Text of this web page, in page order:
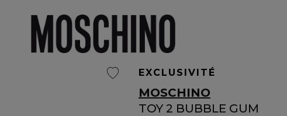
EXCLUSIVITÉ
MOSCHINO
TOY 2 BUBBLE GUM